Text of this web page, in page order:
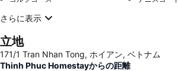
さらに表示
立地
171/1 Tran Nhan Tong, ホイアン, ベトナム
Thinh Phuc Homestayからの距離